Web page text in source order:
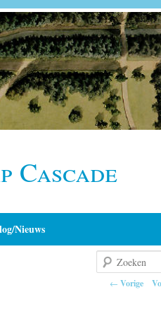
Cascade
Nieuws
Berichtnavigatie
← Vorige